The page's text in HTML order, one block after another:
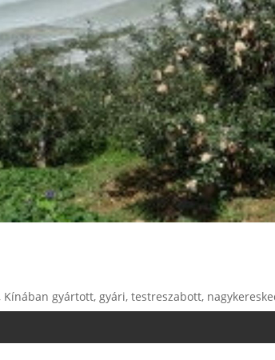
gyártott, gyári, testreszabott,